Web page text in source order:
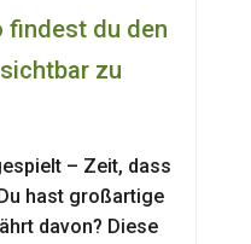
findest du den
zu
– Zeit, dass
hast großartige
davon? Diese